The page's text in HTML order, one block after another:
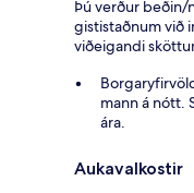
Þú verður beðin/
gististaðnum við
viðeigandi
mann á nótt.
ára.
Aukavalkostir